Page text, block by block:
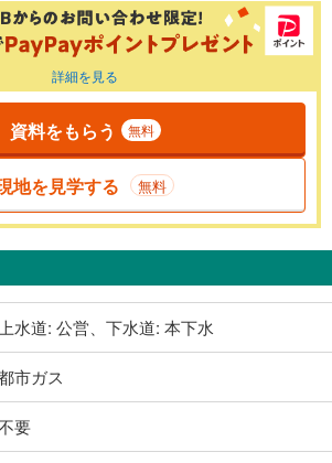
詳細を見る
資料をもらう 無料
地を見学する 無料
水道: 公営、下水道: 本下水
市ガス
要